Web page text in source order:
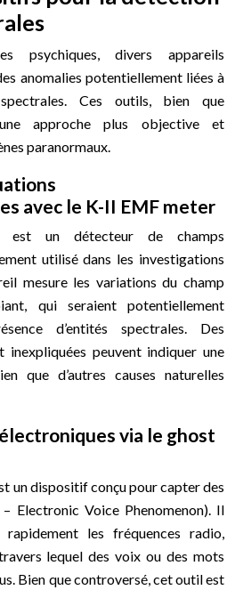
psychiques, divers appareils
anomalies potentiellement liées à
Ces outils, bien que
approche plus objective et
paranormaux.
avec le K-II EMF meter
un détecteur de champs
utilisé dans les investigations
mesure les variations du champ
qui seraient potentiellement
d’entités spectrales. Des
inexpliquées peuvent indiquer une
que d’autres causes naturelles
via le ghost
un dispositif conçu pour capter des
– Electronic Voice Phenomenon). Il
les fréquences radio,
lequel des voix ou des mots
Bien que controversé, cet outil est